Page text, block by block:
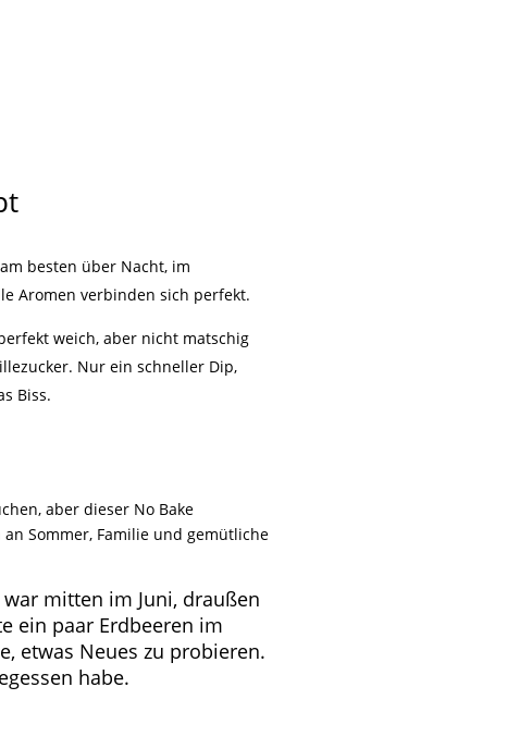
besten über Nacht, im
Aromen verbinden sich perfekt.
weich, aber nicht matschig
Nur ein schneller Dip,
Biss.
aber dieser No Bake
Sommer, Familie und gemütliche
mitten im Juni, draußen
ein paar Erdbeeren im
etwas Neues zu probieren.
habe.